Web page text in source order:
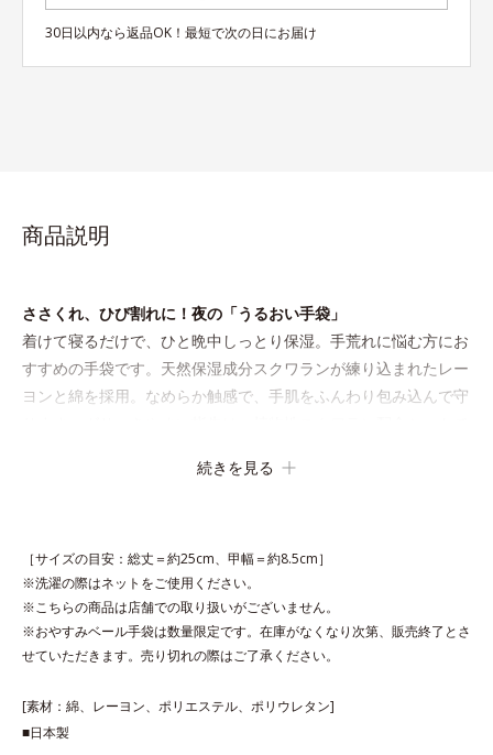
30日以内なら返品OK！最短で次の日にお届け
商品説明
ささくれ、ひび割れに！夜の「うるおい手袋」
着けて寝るだけで、ひと晩中しっとり保湿。手荒れに悩む方にお
すすめの手袋です。天然保湿成分スクワランが練り込まれたレー
ヨンと綿を採用。なめらか触感で、手肌をふんわり包み込んで守
続きを見る
［サイズの目安：総丈＝約25cm、甲幅＝約8.5cm］
※洗濯の際はネットをご使用ください。
※こちらの商品は店舗での取り扱いがございません。
※おやすみベール手袋は数量限定です。在庫がなくなり次第、販売終了とさ
せていただきます。売り切れの際はご了承ください。
[素材：綿、レーヨン、ポリエステル、ポリウレタン]
■日本製